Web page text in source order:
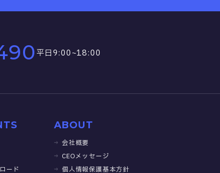
平日9:00~18:00
ード
ABOUT
会社概要
CEOメッセージ
個人情報保護基本方針